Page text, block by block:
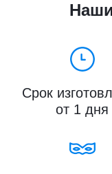
Срок
от 1 дня